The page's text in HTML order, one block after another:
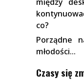
co?
Porządne
młodości…
Czasy się